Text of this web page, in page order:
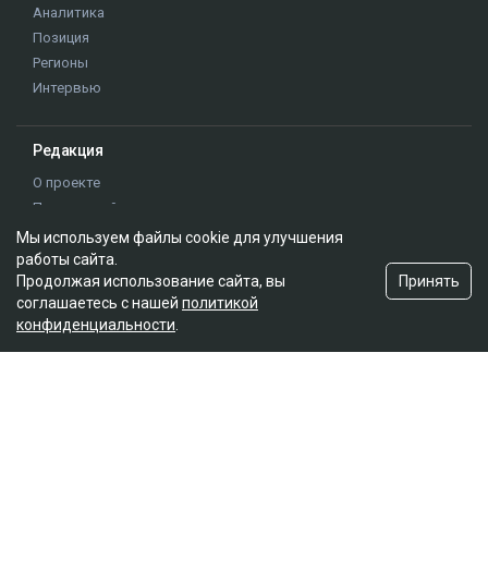
Мы используем файлы cookie для улучшения
работы сайта.
Продолжая использование сайта, вы
соглашаетесь с нашей политикой
конфиденциальности
Принять